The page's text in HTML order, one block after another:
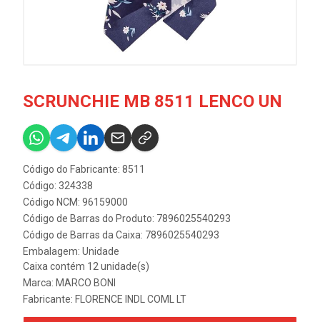
SCRUNCHIE MB 8511 LENCO UN
Código do Fabricante: 8511
Código: 324338
Código NCM: 96159000
Código de Barras do Produto: 7896025540293
Código de Barras da Caixa: 7896025540293
Embalagem: Unidade
Caixa contém 12 unidade(s)
Marca: MARCO BONI
Fabricante: FLORENCE INDL COML LT